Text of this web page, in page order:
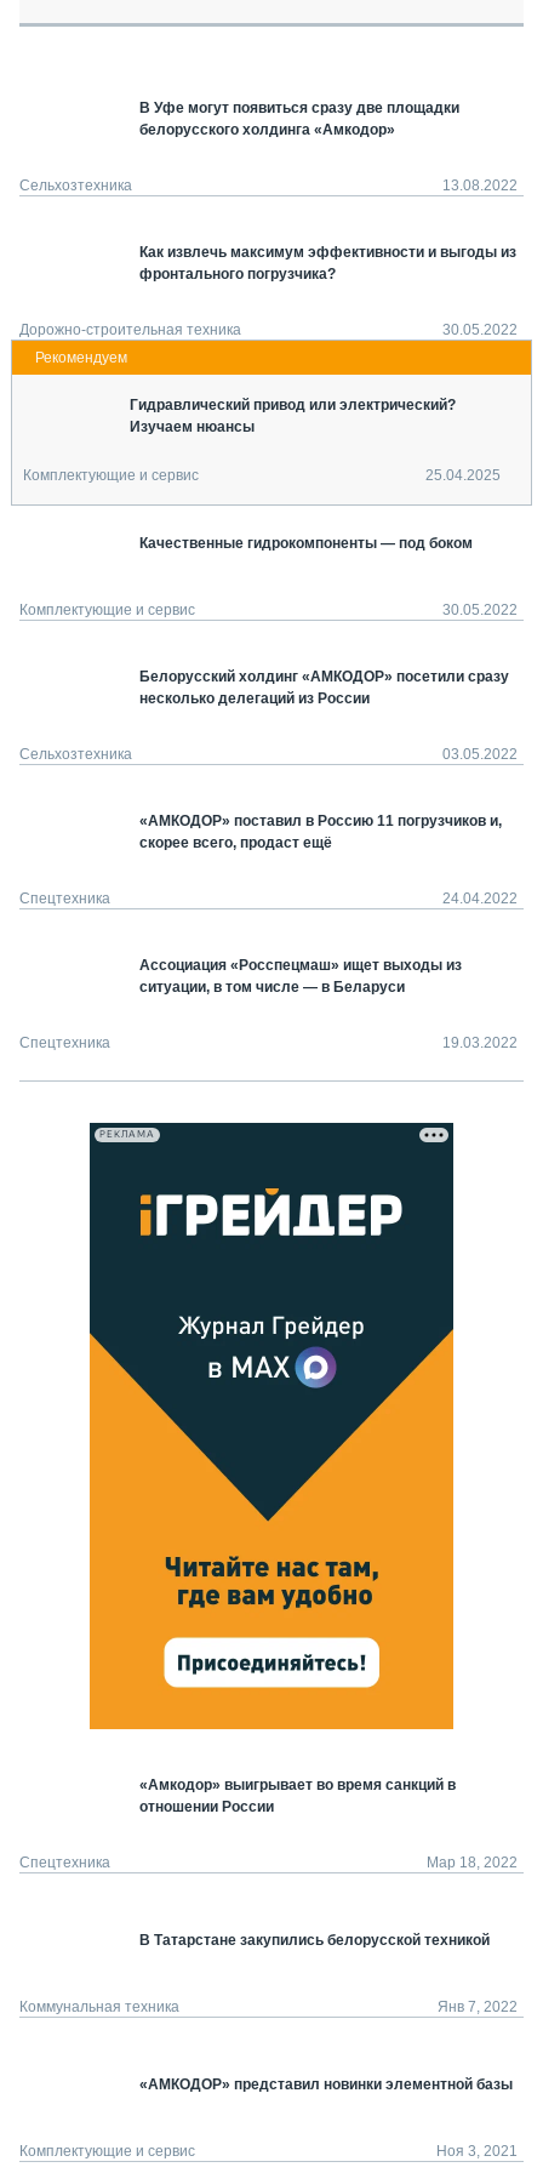
СТАТЬИ ПО КАТЕГОРИЯМ ТЕХНИКИ
В Уфе могут появиться сразу две площадки
белорусского холдинга «Амкодор»
Сельхозтехника 13.08.2022
Как извлечь максимум эффективности и выгоды из
фронтального погрузчика?
Дорожно-строительная техника 30.05.2022
Гидравлический привод или электрический?
Изучаем нюансы
Комплектующие и сервис 25.04.2025
Качественные гидрокомпоненты — под боком
Комплектующие и сервис 30.05.2022
Белорусский холдинг «АМКОДОР» посетили сразу
несколько делегаций из России
Сельхозтехника 03.05.2022
«АМКОДОР» поставил в Россию 11 погрузчиков и,
скорее всего, продаст ещё
Спецтехника 24.04.2022
Ассоциация «Росспецмаш» ищет выходы из
ситуации, в том числе — в Беларуси
Спецтехника 19.03.2022
РЕКЛАМА
«Амкодор» выигрывает во время санкций в
отношении России
Спецтехника Мар 18, 2022
В Татарстане закупились белорусской техникой
Коммунальная техника Янв 7, 2022
«АМКОДОР» представил новинки элементной базы
Комплектующие и сервис Ноя 3, 2021